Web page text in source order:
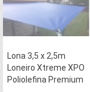
Lona 3,5 x 2,5m
Loneiro Xtreme XPO
Poliolefina Premium